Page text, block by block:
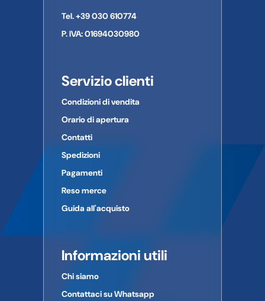
Tel. +39 030 610774
P. IVA: 01694030980
Servizio clienti
Condizioni di vendita
Orario di apertura
Contatti
Spedizioni
Pagamenti
Reso merce
Guida all'acquisto
Informazioni utili
Chi siamo
Contattaci su Whatsapp